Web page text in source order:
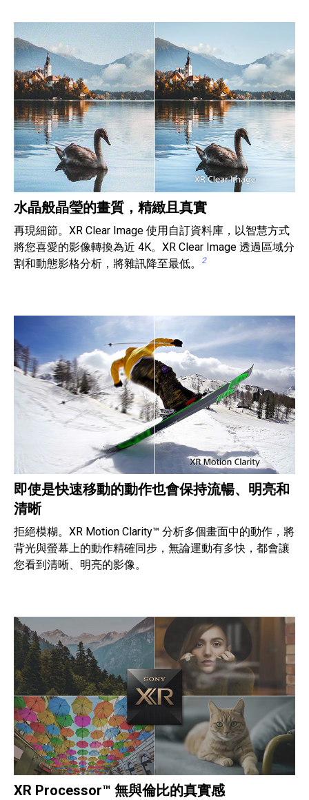
水晶般晶瑩的畫質，精緻且真實
再現細節。XR Clear Image 使用自訂資料庫，以智慧方式
將您喜愛的影像轉換為近 4K。XR Clear Image 透過區域分
割和動態影格分析，將雜訊降至最低。
2
即使是快速移動的動作也會保持流暢、明亮和
清晰
拒絕模糊。XR Motion Clarity™ 分析多個畫面中的動作，將
背光與螢幕上的動作精確同步，無論運動有多快，都會讓
您看到清晰、明亮的影像。
XR Processor™ 無與倫比的真實感